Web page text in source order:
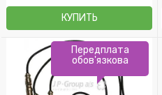
КУПИТЬ
Передплата
обов'язкова